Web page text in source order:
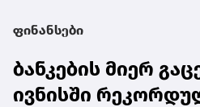
ფინანსები
ბანკების მიერ
ივნისში